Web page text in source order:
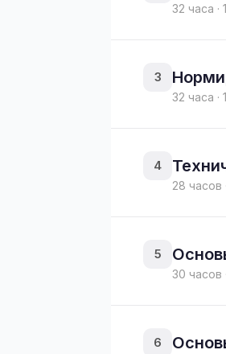
32 часа ·
3
32 часа ·
4
28 часов
5
30 часов
6